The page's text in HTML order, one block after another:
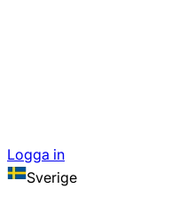
Logga in
Sverige